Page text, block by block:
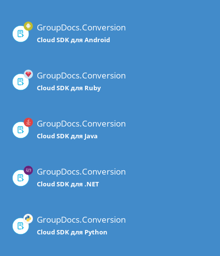
GroupDocs.Conversion
Cloud SDK для Android
GroupDocs.Conversion
Cloud SDK для Ruby
GroupDocs.Conversion
Cloud SDK для Java
GroupDocs.Conversion
Cloud SDK для .NET
GroupDocs.Conversion
Cloud SDK для Python